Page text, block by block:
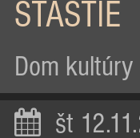
ŠŤASTIE
Dom kultúry
št